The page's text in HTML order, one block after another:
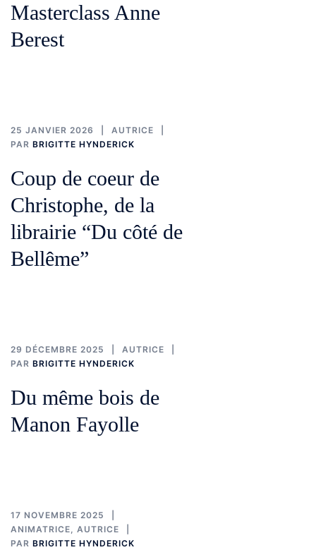
Masterclass Anne
Berest
25 JANVIER 2026
AUTRICE
PAR BRIGITTE HYNDERICK
Coup de coeur de
Christophe, de la
librairie “Du côté de
Bellême”
29 DÉCEMBRE 2025
AUTRICE
PAR BRIGITTE HYNDERICK
Du même bois de
Manon Fayolle
17 NOVEMBRE 2025
ANIMATRICE, AUTRICE
PAR BRIGITTE HYNDERICK